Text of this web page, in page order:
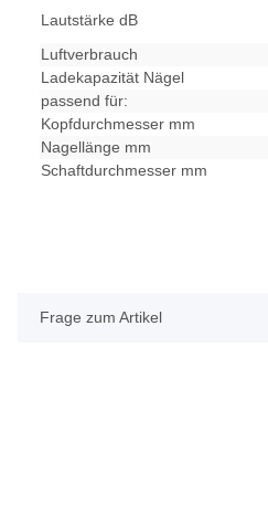
Lautstärke dB
Luftverbrauch
Ladekapazität Nägel
passend für:
Kopfdurchmesser mm
Nagellänge mm
Schaftdurchmesser mm
Frage zum Artikel